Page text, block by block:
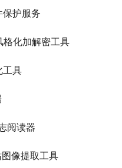
护服务
化加解密工具
工具
阅读器
像提取工具